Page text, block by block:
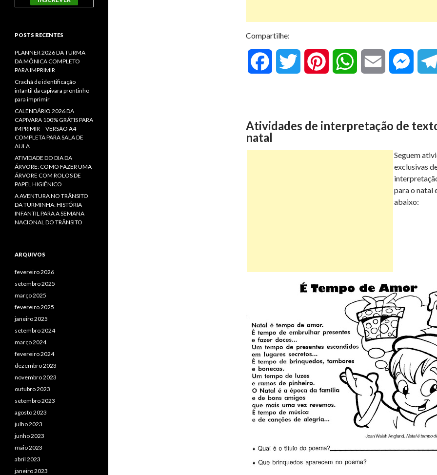
Compartilhe:
W
e
n
g
Atividades de interpretação de
natal
Seguem
exclusivas
para o natal
abaixo:
POSTS RECENTES
PLANNER 2026 DA TURMA
DA MÔNICA COMPLETO
PARA IMPRIMIR
Crachá de identificação
infantil da capivara prontinho
para imprimir
CALENDÁRIO 2026 DA
CAPIVARA 100% GRÁTIS PARA
IMPRIMIR – VERSÃO A4
COMPLETA PARA SALA DE
AULA
ATIVIDADE DO DIA DA
ÁRVORE: COMO FAZER UMA
ÁRVORE COM ROLOS DE
PAPEL HIGIÊNICO
A AVENTURA NO TRÂNSITO
DA TURMINHA: HISTÓRIA
INFANTIL PARA A SEMANA
NACIONAL DO TRÂNSITO
ARQUIVOS
fevereiro 2026
setembro 2025
março 2025
fevereiro 2025
janeiro 2025
setembro 2024
março 2024
fevereiro 2024
dezembro 2023
novembro 2023
outubro 2023
setembro 2023
agosto 2023
julho 2023
junho 2023
maio 2023
abril 2023
janeiro 2023